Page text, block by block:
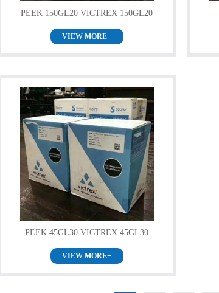
PEEK 150GL20 VICTREX 150GL20
VIEW MORE+
PEEK 45GL30 VICTREX 45GL30
VIEW MORE+